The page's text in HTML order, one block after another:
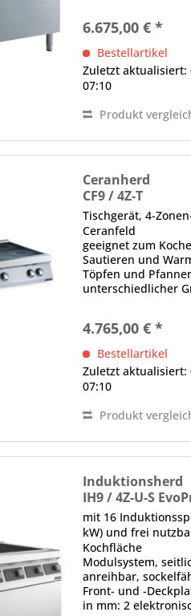
Temperaturregelung
6.675,00 € *
Bestellartikel
Zuletzt aktualisiert:
07:10
Produkt
Ceranherd
CF9 / 4Z-T
Tischgerät, 4-
Ceranfeld
geeignet zum
Sautieren und
Töpfen und
unterschiedlicher
Heizelementen für
und effiziente
Wärmeübertragung
Ausstattung mit...
4.765,00 € *
Bestellartikel
Zuletzt aktualisiert:
07:10
Produkt
Induktionsherd
IH9 / 4Z-U-S
mit 16
kW) und frei
Kochfläche
Modulsystem,
anreihbar,
Front- und -
in mm: 2